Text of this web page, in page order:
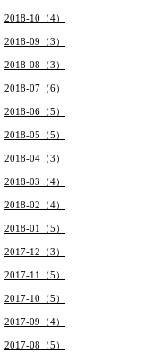
2018-10（4）
2018-09（3）
2018-08（3）
2018-07（6）
2018-06（5）
2018-05（5）
2018-04（3）
2018-03（4）
2018-02（4）
2018-01（5）
2017-12（3）
2017-11（5）
2017-10（5）
2017-09（4）
2017-08（5）